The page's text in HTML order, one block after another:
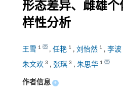
形态差异、雌雄
样性分析
王雪 1 , 任艳 1 , 刘怡然 1 , 李波
朱文欢 3 , 张琪 3 , 朱思华 1
作者信息 +